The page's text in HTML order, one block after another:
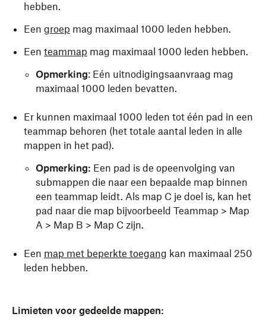
hebben.
Een groep mag maximaal 1000 leden hebben.
Een teammap mag maximaal 1000 leden hebben.
Opmerking: Eén uitnodigingsaanvraag mag
maximaal 1000 leden bevatten.
Er kunnen maximaal 1000 leden tot één pad in een
teammap behoren (het totale aantal leden in alle
mappen in het pad).
Opmerking: Een pad is de opeenvolging van
submappen die naar een bepaalde map binnen
een teammap leidt. Als map C je doel is, kan het
pad naar die map bijvoorbeeld Teammap > Map
A > Map B > Map C zijn.
Een map met beperkte toegang kan maximaal 250
leden hebben.
Limieten voor gedeelde mappen: